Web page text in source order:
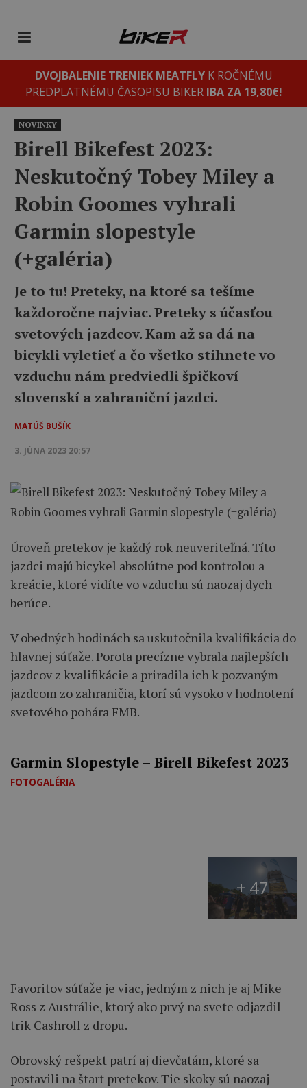
DVOJBALENIE TRENIEK MEATFLYK ROČNÉMU
PREDPLATNÉMU ČASOPISU BIKER IBA ZA 19,80€!
NOVINKY
Birell Bikefest 2023:
Neskutočný Tobey Miley a
Robin Goomes vyhrali
Garmin slopestyle
(+galéria)
Je to tu! Preteky, na ktoré sa tešíme
každoročne najviac. Preteky s účasťou
svetových jazdcov. Kam až sa dá na
bicykli vyletieť a čo všetko stihnete vo
vzduchu nám predviedli špičkoví
slovenskí a zahraniční jazdci.
MATÚŠ BUŠÍK
3. JÚNA 2023 20:57
Úroveň pretekov je každý rok neuveriteľná. Títo
jazdci majú bicykel absolútne pod kontrolou a
kreácie, ktoré vidíte vo vzduchu sú naozaj dych
berúce.
V obedných hodinách sa uskutočnila kvalifikácia do
hlavnej súťaže. Porota precízne vybrala najlepších
jazdcov z kvalifikácie a priradila ich k pozvaným
jazdcom zo zahraničia, ktorí sú vysoko v hodnotení
svetového pohára FMB.
Garmin Slopestyle – Birell Bikefest 2023
FOTOGALÉRIA
+ 47
Favoritov súťaže je viac, jedným z nich je aj Mike
Ross z Austrálie, ktorý ako prvý na svete odjazdil
trik Cashroll z dropu.
Obrovský rešpekt patrí aj dievčatám, ktoré sa
postavili na štart pretekov. Tie skoky sú naozaj